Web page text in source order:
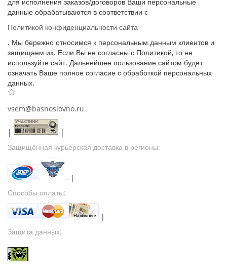
данные обрабатываются в соответствии с
Политикой конфиденциальности сайта
. Мы бережно относимся к персональным данным клиентов и
защищаем их. Если Вы не согласны с Политикой, то не
используйте сайт. Дальнейшее пользование сайтом будет
означать Ваше полное согласие с обработкой персональных
данных.
vsem@basnoslovno.ru
|
|
Защищённая курьерская доставка в регионы:
|
Способы оплаты:
|
Защита данных: